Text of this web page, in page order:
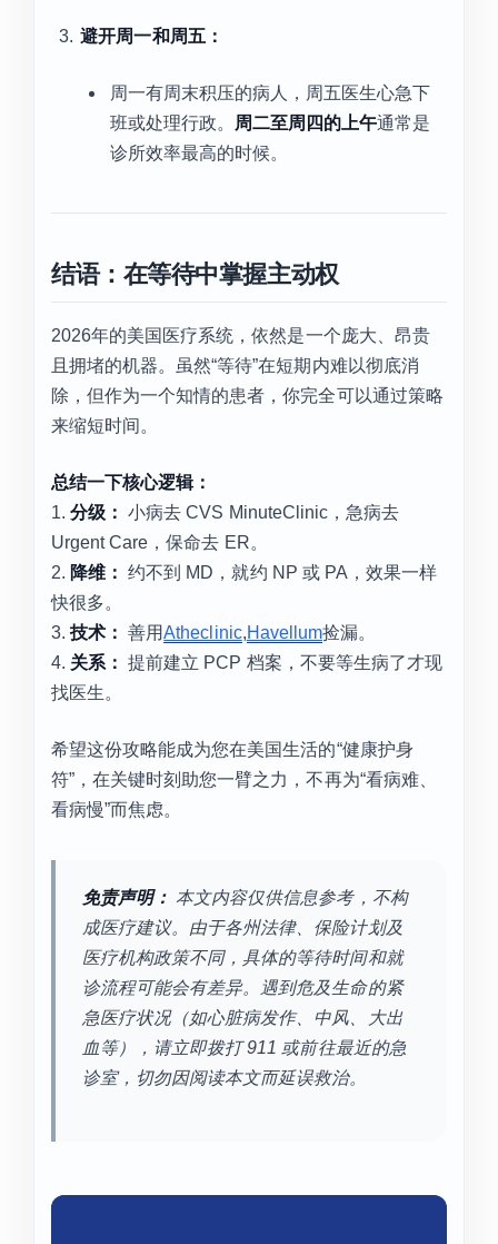
避开周一和周五：
周一有周末积压的病人，周五医生心急下
班或处理行政。
周二至周四的上午通常是
诊所效率最高的时候。
结语：在等待中掌握主动权
2026年的美国医疗系统，依然是一个庞大、昂贵
且拥堵的机器。虽然“等待”在短期内难以彻底消
除，但作为一个知情的患者，你完全可以通过策略
来缩短时间。
总结一下核心逻辑：
1.分级： 小病去 CVS MinuteClinic，急病去
Urgent Care，保命去 ER。
2. 降维： 约不到 MD，就约 NP 或 PA，效果一样
快很多。
3.技术： 善用Atheclinic,Havellum捡漏。
4. 关系： 提前建立 PCP 档案，不要等生病了才现
找医生。
希望这份攻略能成为您在美国生活的“健康护身
符”，在关键时刻助您一臂之力，不再为“看病难、
看病慢”而焦虑。
免责声明： 本文内容仅供信息参考，不构
成医疗建议。由于各州法律、保险计划及
医疗机构政策不同，具体的等待时间和就
诊流程可能会有差异。遇到危及生命的紧
急医疗状况（如心脏病发作、中风、大出
血等），请立即拨打 911 或前往最近的急
诊室，切勿因阅读本文而延误救治。